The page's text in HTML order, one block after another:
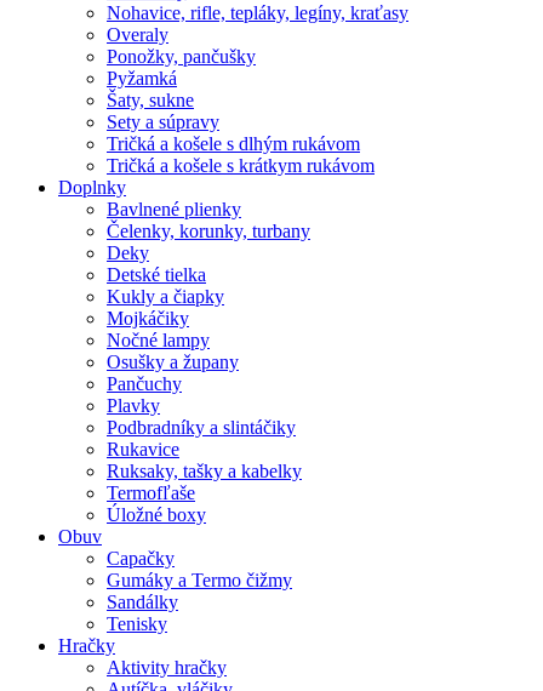
Nohavice, rifle, tepláky, legíny, kraťasy
Overaly
Ponožky, pančušky
Pyžamká
Šaty, sukne
Sety a súpravy
Tričká a košele s dlhým rukávom
Tričká a košele s krátkym rukávom
Doplnky
Bavlnené plienky
Čelenky, korunky, turbany
Deky
Detské tielka
Kukly a čiapky
Mojkáčiky
Nočné lampy
Osušky a župany
Pančuchy
Plavky
Podbradníky a slintáčiky
Rukavice
Ruksaky, tašky a kabelky
Termofľaše
Úložné boxy
Obuv
Capačky
Gumáky a Termo čižmy
Sandálky
Tenisky
Hračky
Aktivity hračky